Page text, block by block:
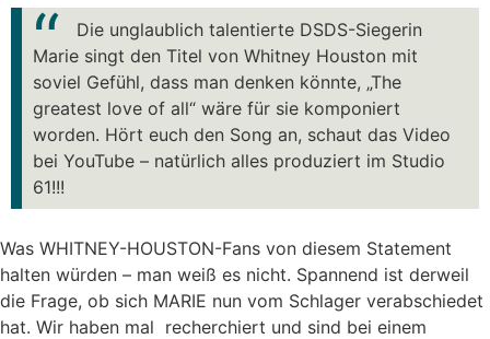
Die unglaublich talentierte DSDS-Siegerin
Marie singt den Titel von Whitney Houston mit
soviel Gefühl, dass man denken könnte, „The
greatest love of all“ wäre für sie komponiert
worden. Hört euch den Song an, schaut das Video
bei YouTube – natürlich alles produziert im Studio
61!!!
Was WHITNEY-HOUSTON-Fans von diesem Statement
halten würden – man weiß es nicht. Spannend ist derweil
die Frage, ob sich MARIE nun vom Schlager verabschiedet
hat. Wir haben mal recherchiert und sind bei einem